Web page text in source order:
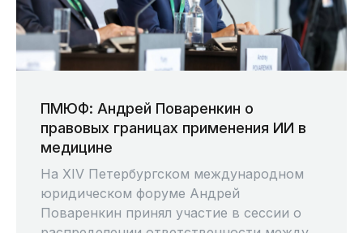
ПМЮФ: Андрей Поваренкин о
правовых границах применения ИИ в
медицине
На XIV Петербургском международном
юридическом форуме Андрей
Поваренкин принял участие в сессии о